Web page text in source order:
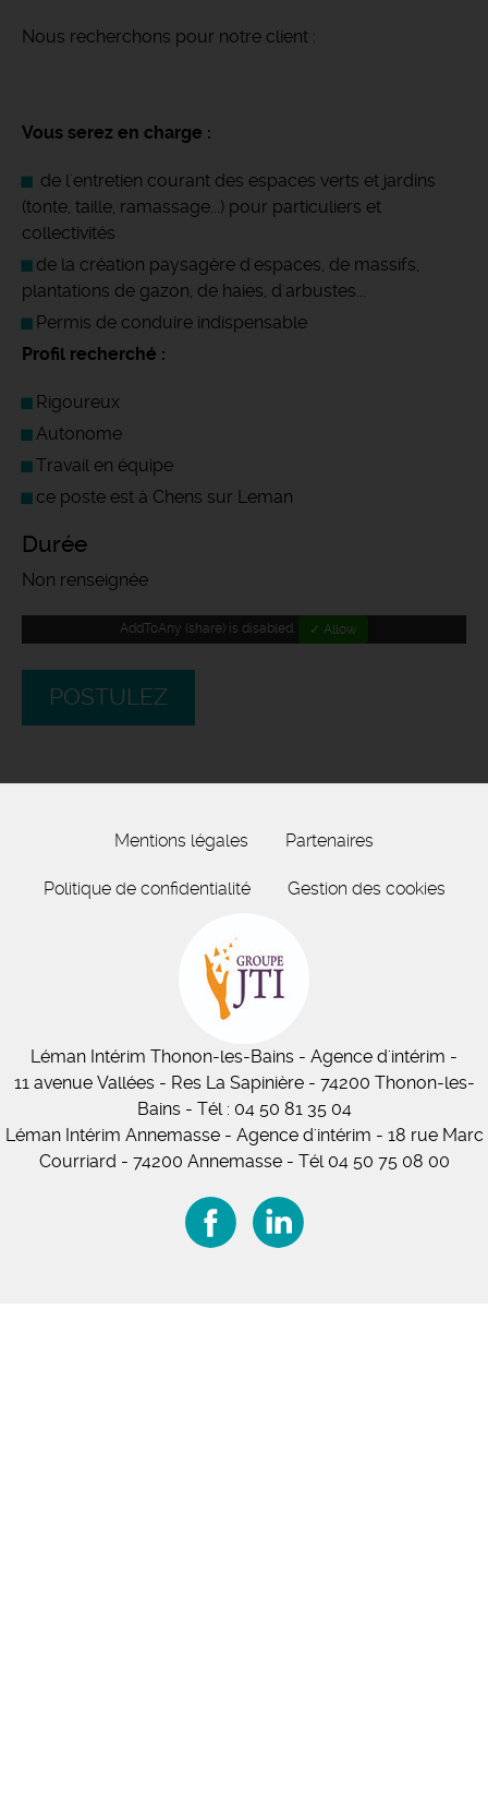
Nous recherchons pour notre client :
Vous serez en charge :
de l'entretien courant des espaces verts et jardins
(tonte, taille, ramassage...) pour particuliers et
collectivités
de la création paysagère d'espaces, de massifs,
plantations de gazon, de haies, d'arbustes...
Permis de conduire indispensable
Profil recherché :
Rigoureux
Autonome
Travail en équipe
ce poste est à Chens sur Leman
Durée
Non renseignée
AddToAny (share) is disabled. ✓ Allow
POSTULEZ
Mentions légales Partenaires
Politique de confidentialité Gestion des cookies
Léman Intérim Thonon-les-Bains - Agence d'intérim -
11avenue Vallées- Res La Sapinière - 74200 Thonon-les-
Bains - Tél : 04 50 81 35 04
Léman Intérim Annemasse - Agence d'intérim - 18 rue Marc
Courriard - 74200 Annemasse - Tél 04 50 75 08 00